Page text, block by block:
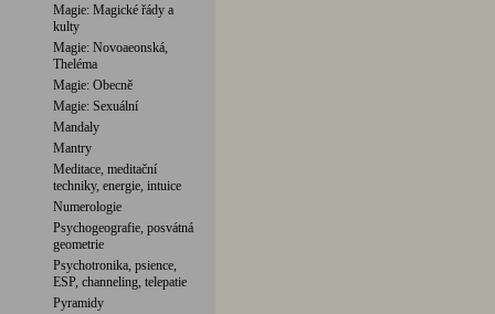
Magie: Magické řády a
kulty
Magie: Novoaeonská,
Theléma
Magie: Obecně
Magie: Sexuální
Mandaly
Mantry
Meditace, meditační
techniky, energie, intuice
Numerologie
Psychogeografie, posvátná
geometrie
Psychotronika, psience,
ESP, channeling, telepatie
Pyramidy